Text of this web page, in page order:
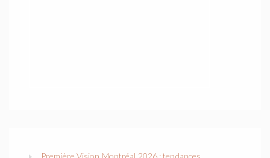
Première Vision Montréal 2026 : tendances,